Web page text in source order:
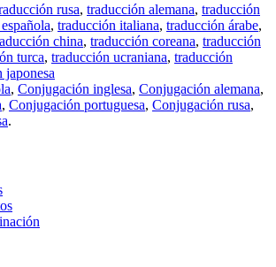
rusa, traducción alemana, traducción
, traducción italiana, traducción árabe,
china, traducción coreana, traducción
turca, traducción ucraniana, traducción
japonesa
, Conjugación inglesa, Conjugación alemana,
, Conjugación portuguesa, Conjugación rusa,
.